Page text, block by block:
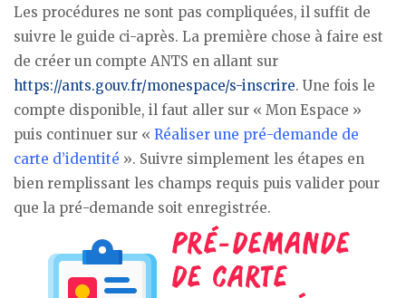
Les procédures ne sont pas compliquées, il suffit de
suivre le guide ci-après. La première chose à faire est
de créer un compte ANTS en allant sur
https://ants.gouv.fr/monespace/s-inscrire. Une fois le
compte disponible, il faut aller sur « Mon Espace »
puis continuer sur « Réaliser une pré-demande de
carte d’identité ». Suivre simplement les étapes en
bien remplissant les champs requis puis valider pour
que la pré-demande soit enregistrée.